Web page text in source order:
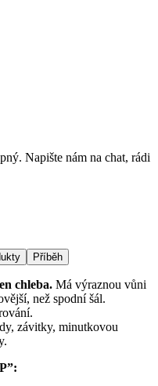
Napište nám na chat, rádi
Příběh
chleba. Má výraznou vůni
než spodní šál.
závitky, minutkovou